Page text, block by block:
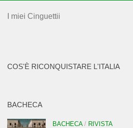
I miei Cinguettii
COS'È RICONQUISTARE L'ITALIA
BACHECA
BACHECA/ RIVISTA